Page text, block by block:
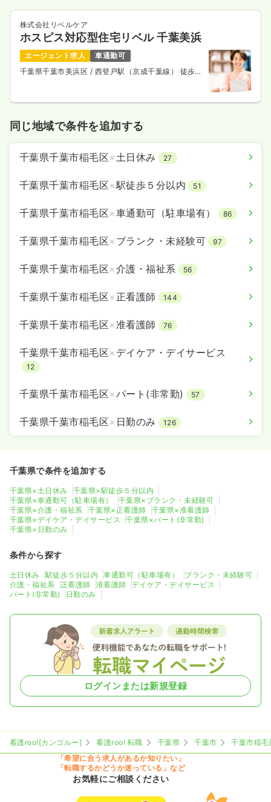
株式会社リベルケア
ホスピス対応型住宅リベル 千葉美浜
エージェント求人
車通勤可
千葉県千葉市美浜区 / 西登戸駅（京成千葉線） 徒歩9
同じ地域で条件を追加する
千葉県千葉市稲毛区×土日休み 27
千葉県千葉市稲毛区×駅徒歩５分以内 51
千葉県千葉市稲毛区×車通勤可（駐車場有） 86
千葉県千葉市稲毛区× ブランク・未経験可 97
千葉県千葉市稲毛区×介護・福祉系 56
千葉県千葉市稲毛区× 正看護師 144
千葉県千葉市稲毛区×准看護師 76
千葉県千葉市稲毛区× デイケア・デイサービス
12
千葉県千葉市稲毛区×パート(非常勤) 57
千葉県千葉市稲毛区× 日勤のみ 126
千葉県で条件を追加する
千葉県×土日休み
千葉県×駅徒歩５分以内
千葉県×車通勤可（駐車場有）
千葉県×ブランク・未経験可
千葉県×介護・福祉系
千葉県×正看護師
千葉県×准看護師
千葉県×デイケア・デイサービス
千葉県×パート(非常勤)
千葉県×日勤のみ
条件から探す
土日休み 駅徒歩５分以内 車通勤可（駐車場有）
ブランク・未経験可
介護・福祉系
正看護師 准看護師
デイケア・デイサービス
パート(非常勤)
日勤のみ
ログインまたは新規登録
看護roo![カンゴルー] 看護roo! 転職 千葉県 千葉市
千葉市稲毛
「希望に合う求人があるか知りたい」
「転職するかどうか迷っている」など
お気軽にご相談ください